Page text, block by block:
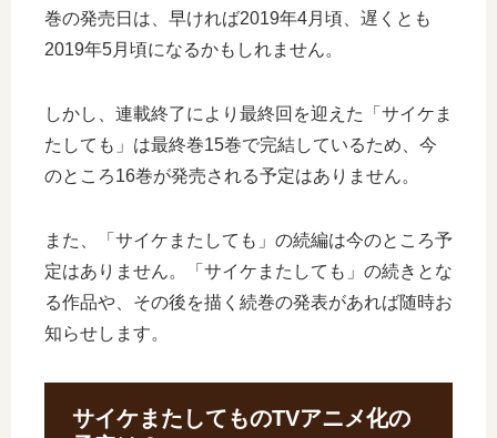
巻の発売日は、早ければ2019年4月頃、遅くとも
2019年5月頃になるかもしれません。
しかし、連載終了により最終回を迎えた「サイケま
たしても」は最終巻15巻で完結しているため、今
のところ16巻が発売される予定はありません。
また、「サイケまたしても」の続編は今のところ予
定はありません。「サイケまたしても」の続きとな
る作品や、その後を描く続巻の発表があれば随時お
知らせします。
サイケまたしてものTVアニメ化の